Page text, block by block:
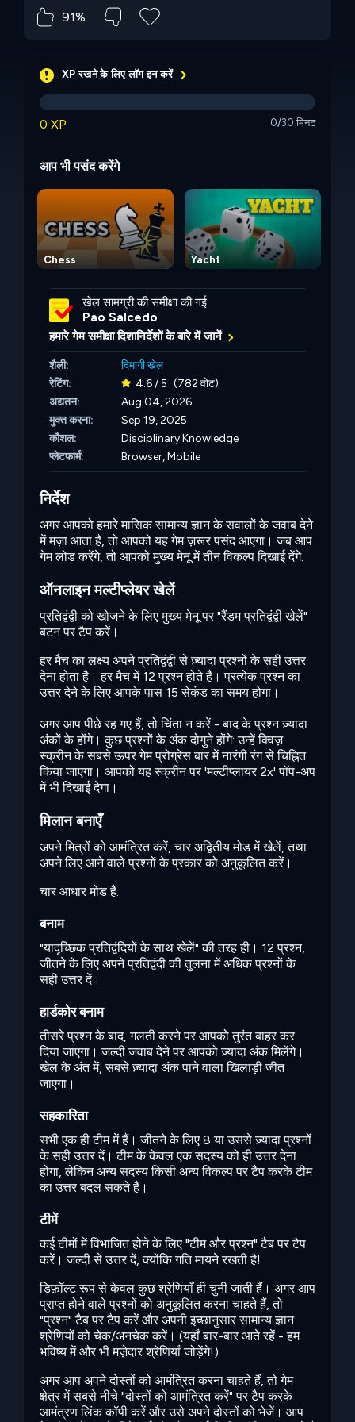
91%
XP रखने के लिए लॉग इन करें
0 XP 0/30 मिनट
आप भी पसंद करेंगे
Chess Yacht
खेल सामग्री की समीक्षा की गई
Pao Salcedo
हमारे गेम समीक्षा दिशानिर्देशों के बारे में जानें
शैली:
दिमागी खेल
रेटिंग:
4.6 / 5 (782 वोट)
अद्यतन:
Aug 04, 2026
मुक्त करना:
Sep 19, 2025
कौशल:
Disciplinary Knowledge
प्लेटफार्म:
Browser, Mobile
निर्देश
अगर आपको हमारे मासिक सामान्य ज्ञान के सवालों के जवाब देने
में मज़ा आता है, तो आपको यह गेम ज़रूर पसंद आएगा। जब आप
गेम लोड करेंगे, तो आपको मुख्य मेनू में तीन विकल्प दिखाई देंगे:
ऑनलाइन मल्टीप्लेयर खेलें
प्रतिद्वंद्वी को खोजने के लिए मुख्य मेनू पर "रैंडम प्रतिद्वंद्वी खेलें"
बटन पर टैप करें।
हर मैच का लक्ष्य अपने प्रतिद्वंद्वी से ज़्यादा प्रश्नों के सही उत्तर
देना होता है। हर मैच में 12 प्रश्न होते हैं। प्रत्येक प्रश्न का
उत्तर देने के लिए आपके पास 15 सेकंड का समय होगा।
अगर आप पीछे रह गए हैं, तो चिंता न करें - बाद के प्रश्न ज़्यादा
अंकों के होंगे। कुछ प्रश्नों के अंक दोगुने होंगे: उन्हें क्विज़
स्क्रीन के सबसे ऊपर गेम प्रोग्रेस बार में नारंगी रंग से चिह्नित
किया जाएगा। आपको यह स्क्रीन पर 'मल्टीप्लायर 2x' पॉप-अप
में भी दिखाई देगा।
मिलान बनाएँ
अपने मित्रों को आमंत्रित करें, चार अद्वितीय मोड में खेलें, तथा
अपने लिए आने वाले प्रश्नों के प्रकार को अनुकूलित करें।
चार आधार मोड हैं:
बनाम
"यादृच्छिक प्रतिद्वंदियों के साथ खेलें" की तरह ही। 12 प्रश्न,
जीतने के लिए अपने प्रतिद्वंदी की तुलना में अधिक प्रश्नों के
सही उत्तर दें।
हार्डकोर बनाम
तीसरे प्रश्न के बाद, गलती करने पर आपको तुरंत बाहर कर
दिया जाएगा। जल्दी जवाब देने पर आपको ज़्यादा अंक मिलेंगे।
खेल के अंत में, सबसे ज़्यादा अंक पाने वाला खिलाड़ी जीत
जाएगा।
सहकारिता
सभी एक ही टीम में हैं। जीतने के लिए 8 या उससे ज़्यादा प्रश्नों
के सही उत्तर दें। टीम के केवल एक सदस्य को ही उत्तर देना
होगा, लेकिन अन्य सदस्य किसी अन्य विकल्प पर टैप करके टीम
का उत्तर बदल सकते हैं।
टीमें
कई टीमों में विभाजित होने के लिए "टीम और प्रश्न" टैब पर टैप
करें। जल्दी से उत्तर दें, क्योंकि गति मायने रखती है!
डिफ़ॉल्ट रूप से केवल कुछ श्रेणियाँ ही चुनी जाती हैं। अगर आप
प्राप्त होने वाले प्रश्नों को अनुकूलित करना चाहते हैं, तो
"प्रश्न" टैब पर टैप करें और अपनी इच्छानुसार सामान्य ज्ञान
श्रेणियों को चेक/अनचेक करें। (यहाँ बार-बार आते रहें - हम
भविष्य में और भी मज़ेदार श्रेणियाँ जोड़ेंगे!)
अगर आप अपने दोस्तों को आमंत्रित करना चाहते हैं, तो गेम
क्षेत्र में सबसे नीचे "दोस्तों को आमंत्रित करें" पर टैप करके
आमंत्रण लिंक कॉपी करें और उसे अपने दोस्तों को भेजें। आप